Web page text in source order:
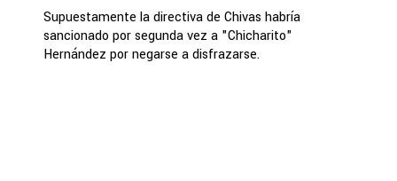
Supuestamente la directiva de Chivas habría
sancionado por segunda vez a "Chicharito"
Hernández por negarse a disfrazarse.